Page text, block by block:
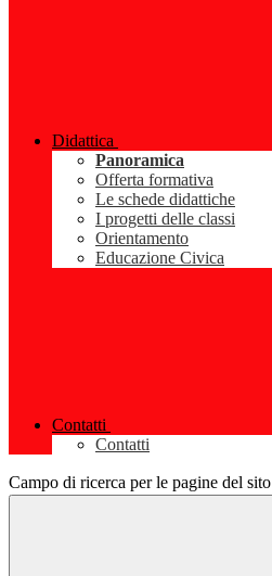
Didattica
Panoramica
Offerta formativa
Le schede didattiche
I progetti delle classi
Orientamento
Educazione Civica
Contatti
Contatti
Campo di ricerca per le pagine del sito